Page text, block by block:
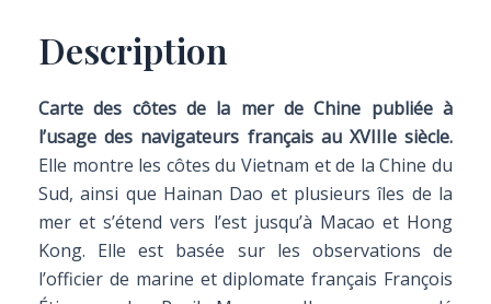
Description
Carte des côtes de la mer de Chine publiée à
l’usage des navigateurs français au XVIIIe siècle.
Elle montre les côtes du Vietnam et de la Chine du
Sud, ainsi que Hainan Dao et plusieurs îles de la
mer et s’étend vers l’est jusqu’à Macao et Hong
Kong. Elle est basée sur les observations de
l’officier de marine et diplomate français François